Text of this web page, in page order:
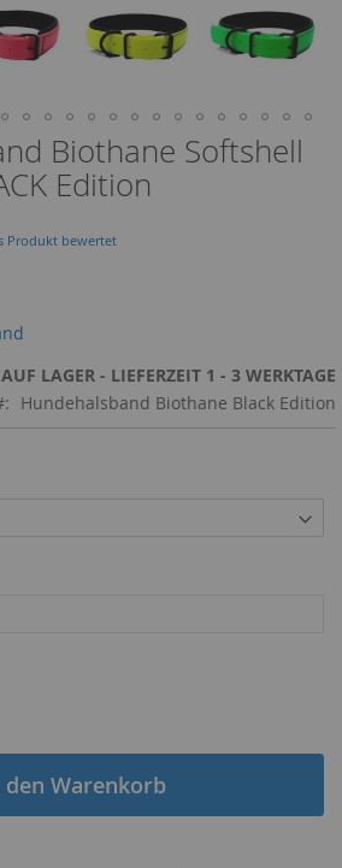
Biothane Softshell
Edition
Produkt bewertet
AUF LAGER - LIEFERZEIT 1 - 3 WERKTAGE
Hundehalsband Biothane Black Edition
den Warenkorb